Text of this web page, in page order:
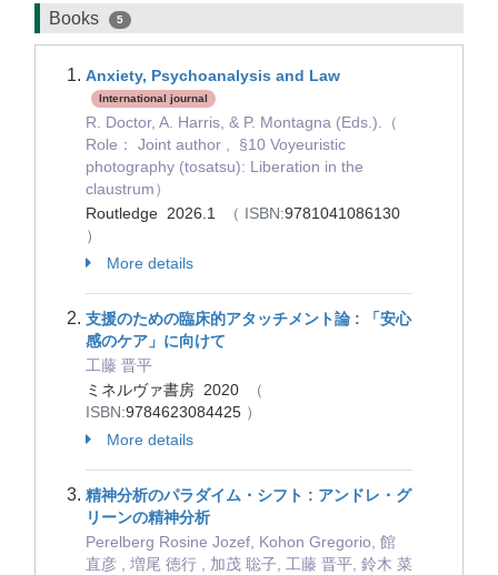
Books 5
Anxiety, Psychoanalysis and Law
International journal
R. Doctor, A. Harris, & P. Montagna (Eds.).（
Role： Joint author , §10 Voyeuristic
photography (tosatsu): Liberation in the
claustrum）
Routledge 2026.1
（ ISBN:9781041086130
）
More details
支援のための臨床的アタッチメント論 : 「安心
感のケア」に向けて
工藤 晋平
ミネルヴァ書房 2020
（
ISBN:9784623084425 ）
More details
精神分析のパラダイム・シフト : アンドレ・グ
リーンの精神分析
Perelberg Rosine Jozef, Kohon Gregorio, 館
直彦 , 増尾 徳行 , 加茂 聡子, 工藤 晋平, 鈴木 菜